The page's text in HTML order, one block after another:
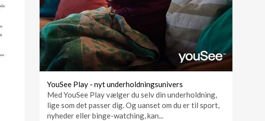
YouSee Play - nyt underholdningsunivers
Med YouSee Play vælger du selv din underholdning,
lige som det passer dig. Og uanset om du er til sport,
nyheder eller binge-watching, kan...